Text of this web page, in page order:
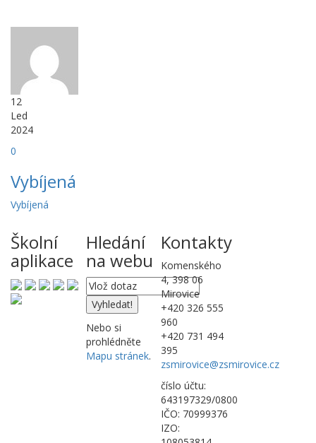
12
Led
2024
0
Vybíjená
Vybíjená
Školní
aplikace
Hledání
na webu
Nebo si
prohlédněte
Mapu stránek.
Kontakty
Komenského
4, 398 06
Mirovice
+420 326 555
960
+420 731 494
395
zsmirovice@zsmirovice.cz
číslo účtu:
643197329/0800
IČO: 70999376
IZO: